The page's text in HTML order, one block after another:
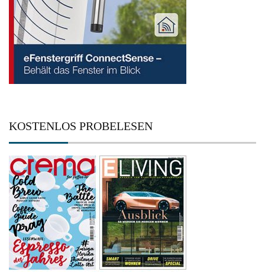
KOSTENLOS PROBELESEN